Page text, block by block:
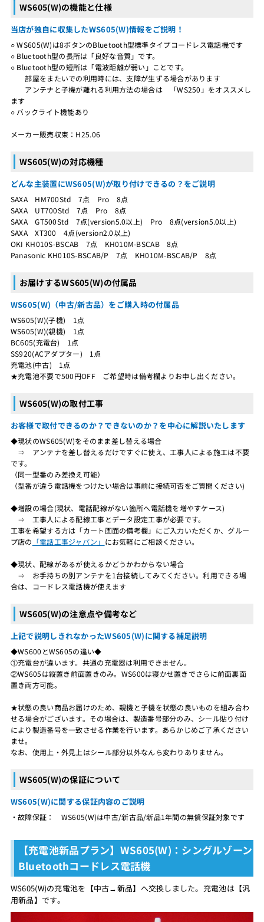
WS605(W)の機能と仕様
当店が独自に収集したWS605(W)情報をご説明！
○ WS605(W)は8ボタンのBluetooth型標準タイプコードレス電話機です
○ Bluetooth型の長所は「良好な音質」です。
○ Bluetooth型の短所は「電波距離が弱い」ことです。
部屋をまたいでの利用時には、支障が生ずる場合があります
アンテナと子機が離れる利用方法の場合は 「WS250」をオススメし
ます
○ バックライト機能あり
メーカー販売収束：H25.06
WS605(W)の対応機種
どんな主装置にWS605(W)が取り付けできるの？をご説明
SAXA HM700Std 7点 Pro 8点
SAXA UT700Std 7点 Pro 8点
SAXA GT500Std 7点(version5.0以上) Pro 8点(version5.0以上)
SAXA XT300 4点(version2.0以上)
OKI KH010S-BSCAB 7点 KH010M-BSCAB 8点
Panasonic KH010S-BSCAB/P 7点 KH010M-BSCAB/P 8点
お届けするWS605(W)の付属品
WS605(W)（中古/新古品）をご購入時の付属品
WS605(W)(子機) 1点
WS605(W)(親機) 1点
BC605(充電台) 1点
SS920(ACアダプター) 1点
充電池(中古) 1点
★充電池不要で500円OFF ご希望時は備考欄よりお申し出ください。
WS605(W)の取付工事
お客様で取付できるのか？できないのか？を中心に解説いたします
◆現状のWS605(W)をそのまま差し替える場合
⇒ アンテナを差し替えるだけですぐに使え、工事人による施工は不要
です。
（同一型番のみ差換え可能）
（型番が違う電話機をつけたい場合は事前に接続可否をご質問ください)
◆増設の場合(現状、電話配線がない箇所へ電話機を増やすケース)
⇒ 工事人による配線工事とデータ設定工事が必要です。
工事を希望する方は「カート画面の備考欄」にご入力いただくか、グルー
プ店の 「電話工事ジャパン」 にお気軽にご相談ください。
◆現状、配線があるが使えるかどうかわからない場合
⇒ お手持ちの別アンテナを1台接続してみてください。利用できる場
合は、コードレス電話機が使えます
WS605(W)の注意点や備考など
上記で説明しきれなかったWS605(W)に関する補足説明
◆WS600とWS605の違い◆
①充電台が違います。共通の充電器は利用できません。
②WS605は縦置き前面置きのみ。WS600は寝かせ置きでさらに前面裏面
置き両方可能。
★状態の良い商品お届けのため、親機と子機を状態の良いものを組み合わ
せる場合がございます。その場合は、製造番号部分のみ、シール貼り付け
により製造番号を一致させる作業を行います。あらかじめご了承ください
ませ。
なお、使用上・外見上はシール部分以外なんら変わりありません。
WS605(W)の保証について
WS605(W)に関する保証内容のご説明
・故障保証： WS605(W)は中古/新古品/新品1年間の無償保証対象です
【充電池新品プラン】WS605(W)：シングルゾーン
Bluetoothコードレス電話機
WS605(W)の充電池を【中古→新品】へ交換しました。充電池は【汎
用新品】です。